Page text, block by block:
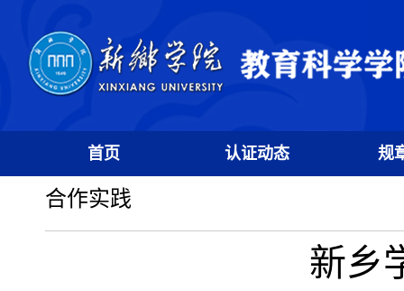
首页 认证动态 规
合作实践
新乡